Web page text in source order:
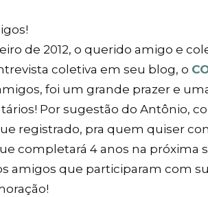
de 2012, o querido amigo e
coletiva em seu blog, o
foi um grande prazer e
Por sugestão do Antônio,
registrado, pra quem quiser
completará 4 anos na próxima
amigos que participaram com